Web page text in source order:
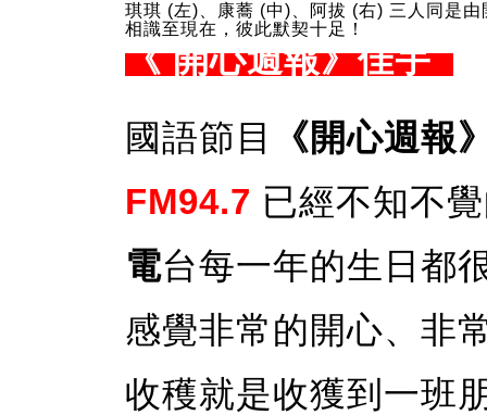
琪琪 (左)、康蕎 (中)、阿拔 (右) 三人同是由
相識至現在，彼此默契十足！
《 開心週報》佳宇
國語節目
《開心週報
FM94.7 已經不知不
電台每一年的生日都
感覺非常的開心、非
收穫就是收獲到一班